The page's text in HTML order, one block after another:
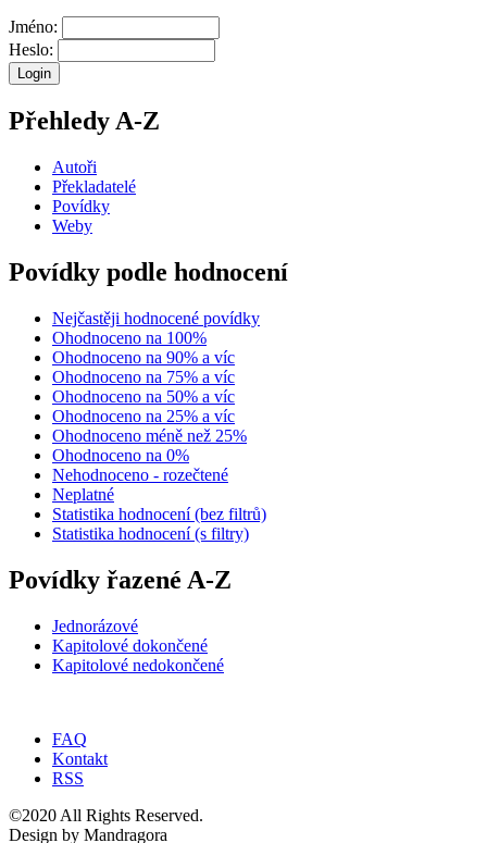
Jméno:
Heslo:
Přehledy A-Z
Autoři
Překladatelé
Povídky
Weby
Povídky podle hodnocení
Nejčastěji hodnocené povídky
Ohodnoceno na 100%
Ohodnoceno na 90% a víc
Ohodnoceno na 75% a víc
Ohodnoceno na 50% a víc
Ohodnoceno na 25% a víc
Ohodnoceno méně než 25%
Ohodnoceno na 0%
Nehodnoceno - rozečtené
Neplatné
Statistika hodnocení (bez filtrů)
Statistika hodnocení (s filtry)
Povídky řazené A-Z
Jednorázové
Kapitolové dokončené
Kapitolové nedokončené
FAQ
Kontakt
RSS
©2020 All Rights Reserved.
Design by Mandragora